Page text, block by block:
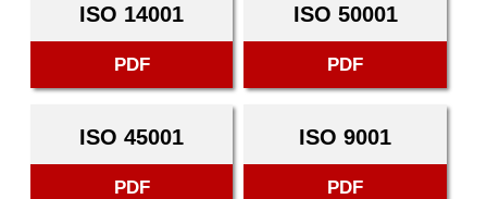
ISO 14001
PDF
ISO 50001
PDF
ISO 45001
PDF
ISO 9001
PDF